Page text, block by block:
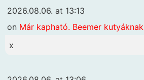
2026.08.06. at 13:13
on Már kapható. Beemer kutyáknak
x